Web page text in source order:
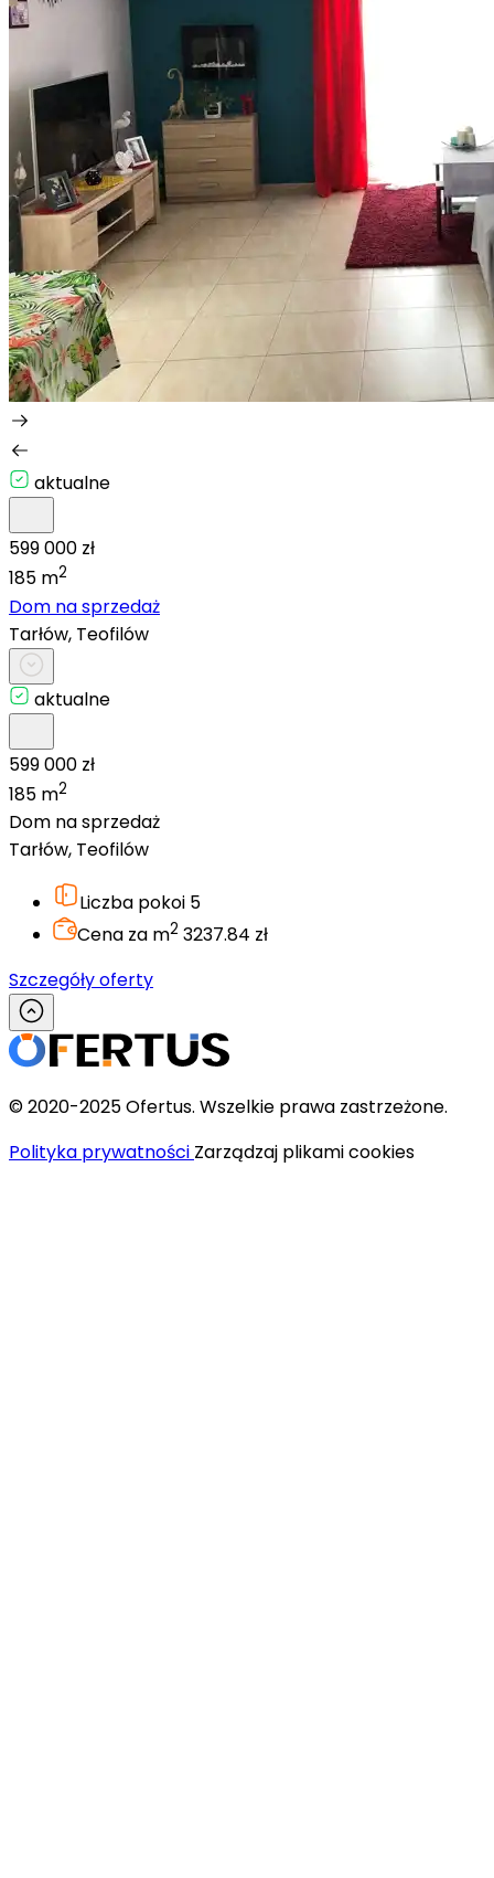
aktualne
599 000 zł
185 m2
Dom na sprzedaż
Tarłów, Teofilów
aktualne
599 000 zł
185 m2
Dom na sprzedaż
Tarłów, Teofilów
Liczba pokoi 5
Cena za m2 3237.84 zł
Szczegóły oferty
© 2020-2025 Ofertus. Wszelkie prawa zastrzeżone.
Polityka prywatności Zarządzaj plikami cookies